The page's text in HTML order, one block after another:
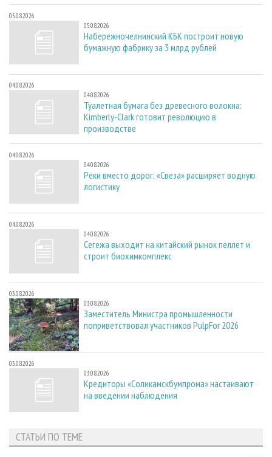
05.08.2026
05.08.2026
Набережночелнинский КБК построит новую
бумажную фабрику за 3 млрд рублей
04.08.2026
04.08.2026
Туалетная бумага без древесного волокна:
Kimberly-Clark готовит революцию в
производстве
04.08.2026
04.08.2026
Реки вместо дорог: «Свеза» расширяет водную
логистику
04.08.2026
04.08.2026
Сегежа выходит на китайский рынок пеллет и
строит биохимкомплекс
03.08.2026
03.08.2026
Заместитель Министра промышленности
поприветствовал участников PulpFor 2026
03.08.2026
03.08.2026
Кредиторы «Соликамскбумпрома» настаивают
на введении наблюдения
СТАТЬИ ПО ТЕМЕ